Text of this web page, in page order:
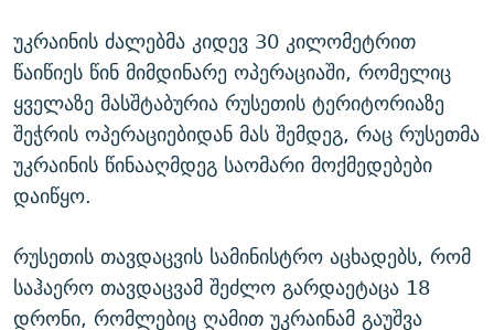
უკრაინის ძალებმა კიდევ 30 კილომეტრით
წაიწიეს წინ მიმდინარე ოპერაციაში, რომელიც
ყველაზე მასშტაბურია რუსეთის ტერიტორიაზე
შეჭრის ოპერაციებიდან მას შემდეგ, რაც რუსეთმა
უკრაინის წინააღმდეგ საომარი მოქმედებები
დაიწყო.
რუსეთის თავდაცვის სამინისტრო აცხადებს, რომ
საჰაერო თავდაცვამ შეძლო გარდაეტაცა 18
დრონი, რომლებიც ღამით უკრაინამ გაუშვა